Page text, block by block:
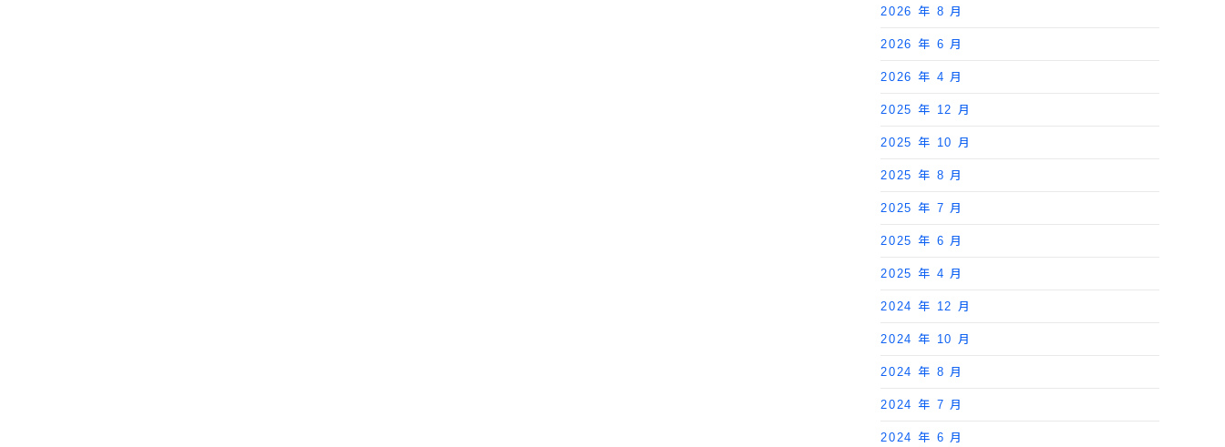
2026 年 8 月
2026 年 6 月
2026 年 4 月
2025 年 12 月
2025 年 10 月
2025 年 8 月
2025 年 7 月
2025 年 6 月
2025 年 4 月
2024 年 12 月
2024 年 10 月
2024 年 8 月
2024 年 7 月
2024 年 6 月